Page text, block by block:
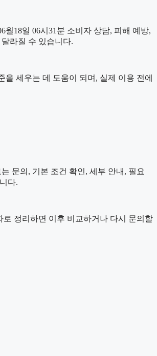
월18일 06시31분 소비자 상담, 피해 예방,
라질 수 있습니다.
을 세우는 데 도움이 되며, 실제 이용 전에
문의, 기본 조건 확인, 세부 안내, 필요
다.
로 정리하면 이후 비교하거나 다시 문의할